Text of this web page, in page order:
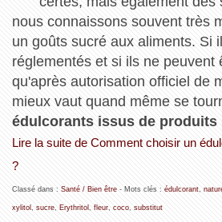
nous connaissons souvent très
un goûts sucré aux aliments. Si
réglementés et si ils ne peuvent
qu'après autorisation officiel de
mieux vaut quand même se
édulcorants issus de produits
Lire la suite de Comment choisir un
?
Classé dans : Santé / Bien être- Mots clés : édulcorant,
xylitol , sucre, Erythritol , fleur, coco, substitut